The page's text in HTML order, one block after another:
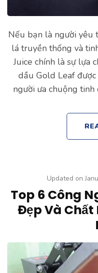
Nếu bạn là người yêu
lá truyền thống và
Juice chính là sự lựa
dầu Gold Leaf
người ưa chuộng
Updated on
Top 6 Công
Đẹp Và Chất